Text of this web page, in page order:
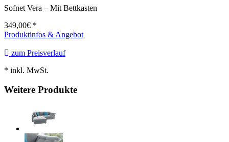
Sofnet Vera – Mit Bettkasten
349,00€ *
Produktinfos & Angebot
zum Preisverlauf
* inkl. MwSt.
Weitere Produkte